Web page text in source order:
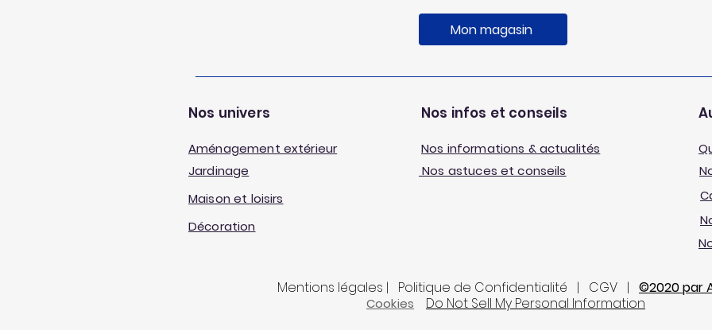
Mon magasin
Nos univers
Aménagement extérieur
Jardinage
Nos infos et conseils
Nos informations & actualités
Nos astuces et conseils
Maison et loisirs
Décoration
Mentions légales | Politique de Confidentialité | CGV | ©2020 par
Cookies Do Not Sell My Personal Information